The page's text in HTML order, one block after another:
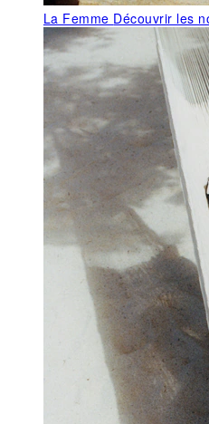
La Femme Découvrir les